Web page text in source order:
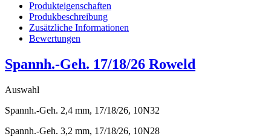
Produkteigenschaften
Produkbeschreibung
Zusätzliche Informationen
Bewertungen
Spannh.-Geh. 17/18/26 Roweld
Auswahl
Spannh.-Geh. 2,4 mm, 17/18/26, 10N32
Spannh.-Geh. 3,2 mm, 17/18/26, 10N28